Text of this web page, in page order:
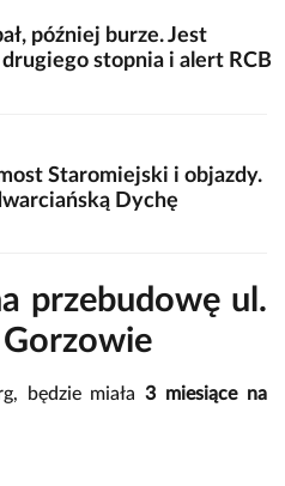
później burze. Jest
stopnia i alert RCB
Staromiejski i objazdy.
Dychę
przebudowę ul.
Gorzowie
będzie miała3 miesiące na